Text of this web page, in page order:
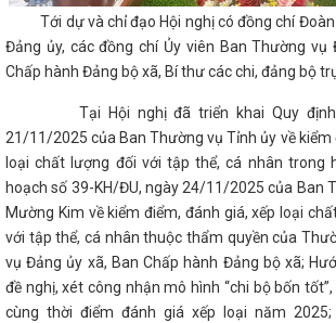
Tới dự và chỉ đạo Hội nghị có đồng chí Đoàn
Đảng ủy, các đồng chí Ủy viên Ban Thường vụ
Chấp hành Đảng bộ xã, Bí thư các chi, đảng bộ
Tại Hội nghị đã triển khai Quy định
21/11/2025 của Ban Thường vụ Tỉnh ủy về kiểm
loại chất lượng đối với tập thể, cá nhân trong
hoạch số 39-KH/ĐU, ngày 24/11/2025 của Ban
Mường Kim về kiểm điểm, đánh giá, xếp loại
với tập thể, cá nhân thuộc thẩm quyền của
vụ Đảng ủy xã, Ban Chấp hành Đảng bộ xã;
đề nghị, xét công nhận mô hình “chi bộ bốn
cùng thời điểm đánh giá xếp loại năm